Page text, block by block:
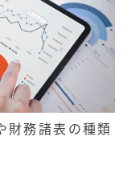
財務諸表の種類